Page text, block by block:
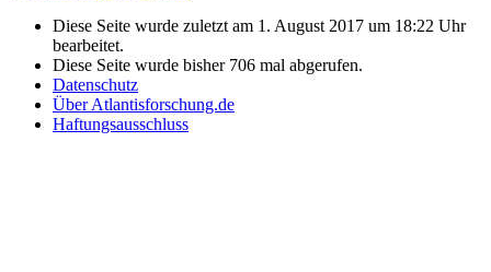
Diese Seite wurde zuletzt am 1. August 2017 um 18:22 Uhr
bearbeitet.
Diese Seite wurde bisher 706 mal abgerufen.
Datenschutz
Über Atlantisforschung.de
Haftungsausschluss